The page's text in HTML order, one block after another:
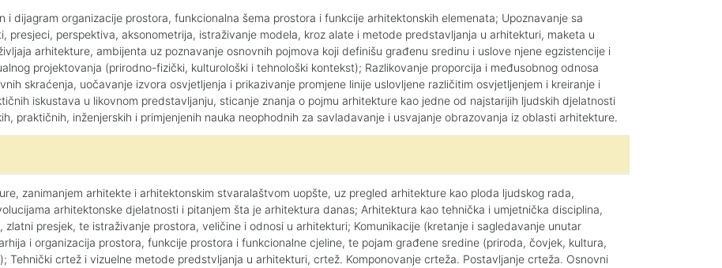
i dijagram organizacije prostora, funkcionalna šema prostora i funkcije arhitektonskih elemenata; Upoznavanje sa
presjeci, perspektiva, aksonometrija, istraživanje modela, kroz alate i metode predstavljanja u arhitekturi, maketa u
arhitekture, ambijenta uz poznavanje osnovnih pojmova koji definišu građenu sredinu i uslove njene egzistencije i
projektovanja (prirodno-fizički, kulturološki i tehnološki kontekst); Razlikovanje proporcija i međusobnog odnosa
skraćenja, uočavanje izvora osvjetljenja i prikazivanje promjene linije uslovljene različitim osvjetljenjem i kreiranje i
iskustava u likovnom predstavljanju, sticanje znanja o pojmu arhitekture kao jedne od najstarijih ljudskih djelatnosti
praktičnih, inženjerskih i primjenjenih nauka neophodnih za savladavanje i usvajanje obrazovanja iz oblasti arhitekture.
zanimanjem arhitekte i arhitektonskim stvaralaštvom uopšte, uz pregled arhitekture kao ploda ljudskog rada,
arhitektonske djelatnosti i pitanjem šta je arhitektura danas; Arhitektura kao tehnička i umjetnička disciplina,
presjek, te istraživanje prostora, veličine i odnosi u arhitekturi; Komunikacije (kretanje i sagledavanje unutar
i organizacija prostora, funkcije prostora i funkcionalne cjeline, te pojam građene sredine (priroda, čovjek, kultura,
Tehnički crtež i vizuelne metode predstvljanja u arhitekturi, crtež. Komponovanje crteža. Postavljanje crteža. Osnovni